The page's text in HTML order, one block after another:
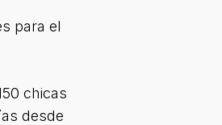
para el
chicas
desde